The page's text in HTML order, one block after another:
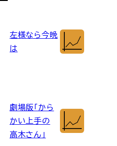
左様なら今晩
は
劇場版「から
かい上手の
高木さん」